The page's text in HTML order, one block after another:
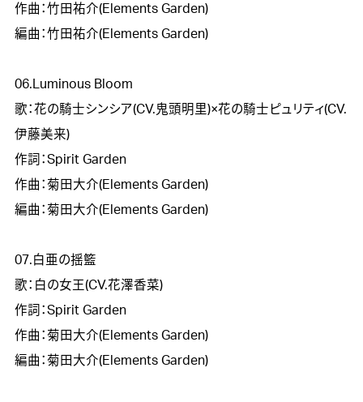
作曲：竹田祐介(Elements Garden)
編曲：竹田祐介(Elements Garden)
06.Luminous Bloom
歌：花の騎士シンシア(CV.鬼頭明里)×花の騎士ピュリティ(CV.
伊藤美来)
作詞：Spirit Garden
作曲：菊田大介(Elements Garden)
編曲：菊田大介(Elements Garden)
07.白亜の揺籃
歌：白の女王(CV.花澤香菜)
作詞：Spirit Garden
作曲：菊田大介(Elements Garden)
編曲：菊田大介(Elements Garden)